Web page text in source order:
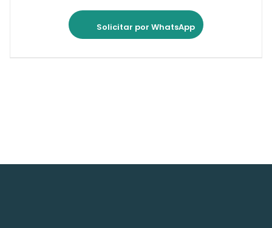
Solicitar por WhatsApp